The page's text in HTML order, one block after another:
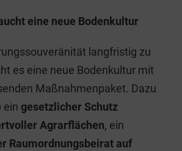
eine neue Bodenkultur
langfristig zu
es eine neue Bodenkultur mit
Maßnahmenpaket. Dazu
ein gesetzlicher Schutz
Agrarflächen, ein
Raumordnungsbeirat auf